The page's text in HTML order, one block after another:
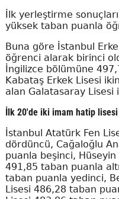
İlk yerleştirme
yüksek taban puanla
Buna göre İstanbul
öğrenci alarak birinci
İngilizce bölümüne
Kabataş Erkek Lisesi
alan Galatasaray
İlk 20'de iki imam hatip lisesi
İstanbul Atatürk Fen
dördüncü, Cağaloğlu
puanla beşinci, Hüseyin
491,85 taban puanla
taban puanla yedinci,
Lisesi 486,28 taban